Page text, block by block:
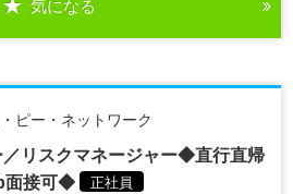
気になる
ピー・ネットワーク
リスクマネージャー◆直行直帰
面接可◆
正社員